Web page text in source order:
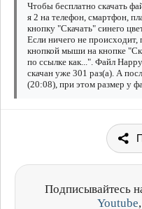
Чтобы бесплатно скачать
я 2 на телефон, смартфон,
кнопку "Скачать" синего
Если ничего не
кнопкой мыши на кнопке
по ссылке как...". Файл
скачан уже 301 раз(а). А
(20:08), при этом размер у
Подписывайтесь
Youtube,